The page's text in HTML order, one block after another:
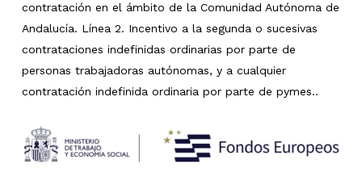
contratación en el ámbito de la Comunidad Autónoma de
Andalucía. Línea 2. Incentivo a la segunda o sucesivas
contrataciones indefinidas ordinarias por parte de
personas trabajadoras autónomas, y a cualquier
contratación indefinida ordinaria por parte de pymes..